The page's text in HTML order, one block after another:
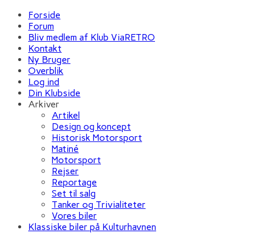
Forside
Forum
Bliv medlem af Klub ViaRETRO
Kontakt
Ny Bruger
Overblik
Log ind
Din Klubside
Arkiver
Artikel
Design og koncept
Historisk Motorsport
Matiné
Motorsport
Rejser
Reportage
Set til salg
Tanker og Trivialiteter
Vores biler
Klassiske biler på Kulturhavnen